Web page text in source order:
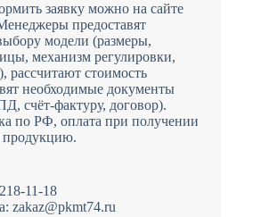
заявку можно на сайте
предоставят
модели (размеры,
механизм регулировки,
рассчитают стоимость
необходимые документы
счёт-фактуру, договор).
по РФ, оплата при получении
продукцию.
11-18
zakaz@pkmt74.ru